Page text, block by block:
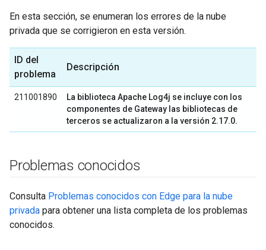
En esta sección, se enumeran los errores de la nube
privada que se corrigieron en esta versión.
ID del
problema
Descripción
211001890
La biblioteca Apache Log4j se incluye con los
componentes de Gateway las bibliotecas de
terceros se actualizaron a la versión 2.17.0.
Problemas conocidos
Consulta Problemas conocidos con Edge para la nube
privada para obtener una lista completa de los problemas
conocidos.